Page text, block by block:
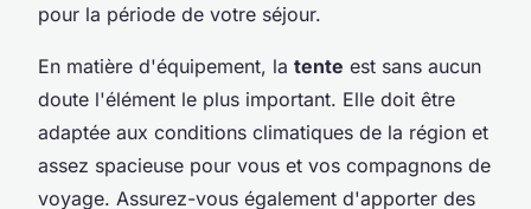
pour la période de votre séjour.
En matière d'équipement, la tente est sans aucun
doute l'élément le plus important. Elle doit être
adaptée aux conditions climatiques de la région et
assez spacieuse pour vous et vos compagnons de
voyage. Assurez-vous également d'apporter des